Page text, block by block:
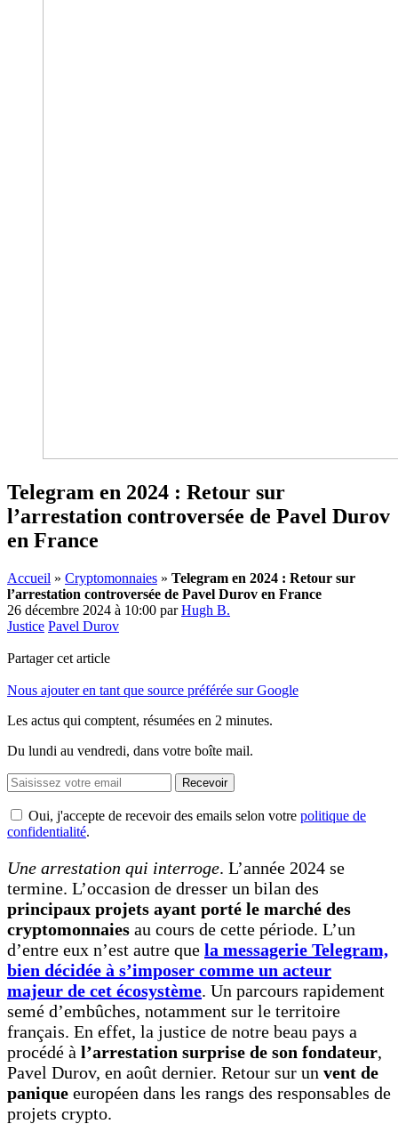
Telegram en 2024 : Retour sur
l’arrestation controversée de Pavel Durov
en France
Accueil » Cryptomonnaies » Telegram en 2024 : Retour sur
l’arrestation controversée de Pavel Durov en France
26 décembre 2024 à 10:00 parHugh B.
Justice Pavel Durov
Partager cet article
Nous ajouter en tant que source préférée sur Google
Les actus qui comptent, résumées en 2 minutes.
Du lundi au vendredi, dans votre boîte mail.
Recevoir
Oui, j'accepte de recevoir des emails selon votre politique de
confidentialité.
Une arrestation qui interroge. L’année 2024 se
termine. L’occasion de dresser un bilan des
principaux projets ayant porté le marché des
cryptomonnaies au cours de cette période. L’un
d’entre eux n’est autre que la messagerie Telegram,
bien décidée à s’imposer comme un acteur
majeur de cet écosystème. Un parcours rapidement
semé d’embûches, notamment sur le territoire
français. En effet, la justice de notre beau pays a
procédé à l’arrestation surprise de son fondateur,
Pavel Durov, en août dernier. Retour sur un vent de
panique européen dans les rangs des responsables de
projets crypto.